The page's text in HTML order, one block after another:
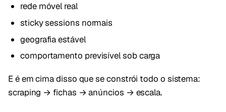
rede móvel real
sticky sessions normais
geografia estável
comportamento previsível sob carga
E é em cima disso que se constrói todo o sistema:
scraping → fichas → anúncios → escala.